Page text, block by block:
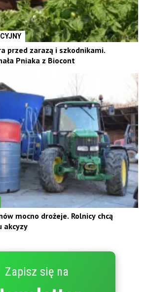
przed zarazą i szkodnikami.
Pniaka z Biocont
mocno drożeje. Rolnicy chcą
akcyzy
Zapisz się na